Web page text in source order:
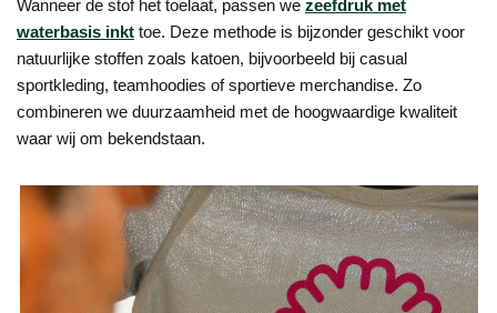
Wanneer de stof het toelaat, passen we zeefdruk met
waterbasis inkt toe. Deze methode is bijzonder geschikt voor
natuurlijke stoffen zoals katoen, bijvoorbeeld bij casual
sportkleding, teamhoodies of sportieve merchandise. Zo
combineren we duurzaamheid met de hoogwaardige kwaliteit
waar wij om bekendstaan.